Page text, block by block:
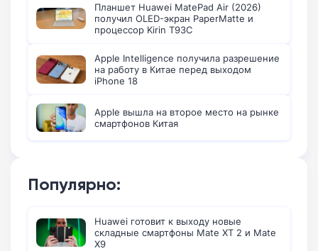
Планшет Huawei MatePad Air (2026)
получил OLED-экран PaperMatte и
процессор Kirin T93C
Apple Intelligence получила разрешение
на работу в Китае перед выходом
iPhone 18
Apple вышла на второе место на рынке
смартфонов Китая
Популярно:
Huawei готовит к выходу новые
складные смартфоны Mate XT 2 и Mate
X9